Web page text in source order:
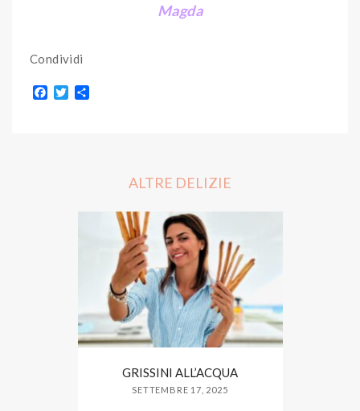
Magda
Condividi
T
ALTRE DELIZIE
GRISSINI ALL’ACQUA
SETTEMBRE 17, 2025